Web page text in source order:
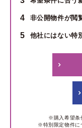
4 非公開物件が閲
5 他社にはない特
※購入希望条
※特別限定物件に